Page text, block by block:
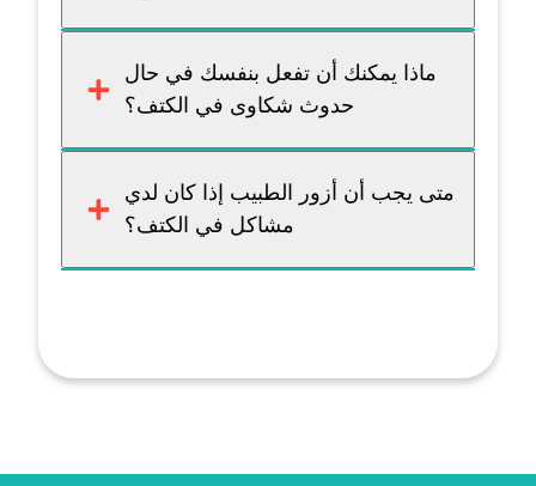
ماذا يمكنك أن تفعل بنفسك في حال
حدوث شكاوى في الكتف؟
متى يجب أن أزور الطبيب إذا كان لدي
مشاكل في الكتف؟